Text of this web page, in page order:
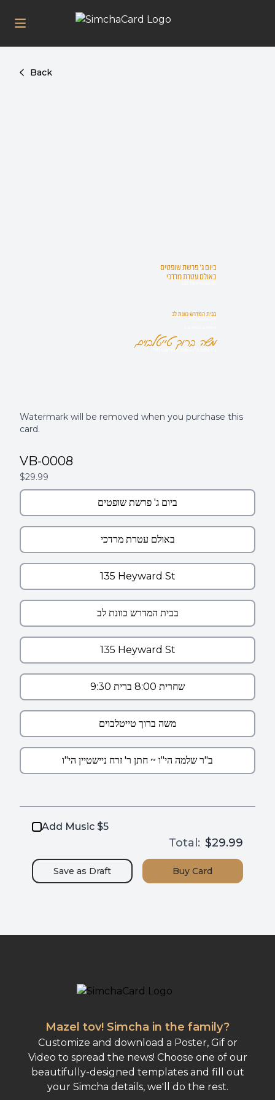
Back
VB-0008
$29.99
Add Music $5
Total: $29.99
Save as Draft BuyCard
ב"ר שלמה הי"ו ~ חתן ר' זרח ניישטיין הי"ו
משה ברוך טייטלבוים
בבית המדרש כוונת לב
באולם עטרת מרדכי
ביום ג' פרשת שופטים
Watermark will be removed when you purchase this
card.
Mazel tov! Simcha in the family?
Customize and download a Poster, Gif or
Video to spread the news! Choose one of our
beautifully-designed templates and fill out
your Simcha details, we'll do the rest.